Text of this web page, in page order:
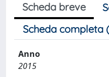
Scheda breve
Scheda completa
Anno
2015